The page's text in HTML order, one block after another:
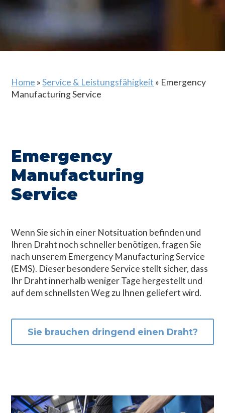
Home »Service & Leistungsfähigkeit » Emergency
Manufacturing Service
Emergency
Manufacturing
Service
Wenn Sie sich in einer Notsituation befinden und
Ihren Draht noch schneller benötigen, fragen Sie
nach unserem Emergency Manufacturing Service
(EMS). Dieser besondere Service stellt sicher, dass
Ihr Draht innerhalb weniger Tage hergestellt und
auf dem schnellsten Weg zu Ihnen geliefert wird.
Sie brauchen dringend einen Draht?